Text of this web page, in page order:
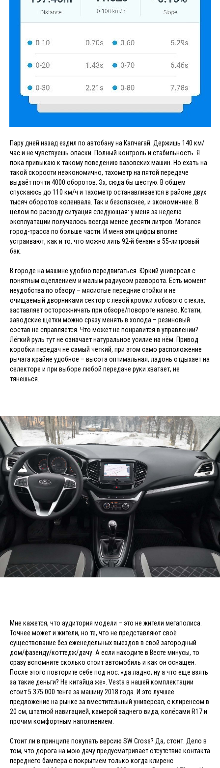
Пару дней назад ездил по автобану на Капчагай. Держишь 140 км/
час и не чувствуешь опаски. Полный контроль и стабильность. Я
пока привыкаю к такому поведению вазовских машин. Но ехать на
такой скорости неэкономично, тахометр на пятой передаче
выдаёт почти 4000 оборотов. Эх, сюда бы шестую. В общем
спускаюсь до 110 км/ч и тахометр останавливается в районе двух
тысяч оборотов коленвала. Так и безопаснее, и экономичнее. В
целом по расходу ситуация следующая: у меня за неделю
эксплуатации получалось всегда менее десяти литров. Мотался
город-трасса по больше части. И меня эти цифры вполне
устраивают, как и то, что можно лить 92-й бензин в 55-литровый
бак.
В городе на машине удобно передвигаться. Юркий универсал с
понятным сцеплением и малым радиусом разворота. Есть момент
неудобства по обзору – мясистые передние стойки и не
очищаемый дворниками сектор с левой кромки лобового стекла,
заставляет осторожничать при обзоре/повороте налево. Кстати,
заводские щетки можно сразу менять в холода – резиновый
состав не справляется. Что может не понравится в управлении?
Лёгкий руль тут не означает натуральное усилие на нём. Привод
коробки передач не самый четкий, при этом само расположение
рычага крайне удобное – высота оптимальная, ладонь отдыхает на
селекторе и при выборе любой передаче руки хватает, не
тянешься.
Мне кажется, что аудитория модели – это не жители мегаполиса.
Точнее может и жители, но те, что не представляют своё
существование без еженедельных выездов в свой загородный
дом/фазенду/коттедж/дачу. А если находите в Весте минусы, то
сразу вспомните сколько стоит автомобиль и как он оснащен.
После этого повторите себе под нос: «да ладно, ну а что еще взять
за такие деньги? Не китайца же». Vesta в нашей комплектации
стоит 5 375 000 тенге за машину 2018 года. И это лучшее
предложение на рынке за вместительный универсал, с клиренсом в
20 см, штатной навигацией, камерой заднего вида, колёсами R17 и
прочим комфортным наполнением.
Стоит ли в принципе покупать версию SW Cross? Да, стоит. Дело в
том, что дорога на мою дачу предусматривает отсутствие контакта
переднего бампера с покрытием только когда клиренс